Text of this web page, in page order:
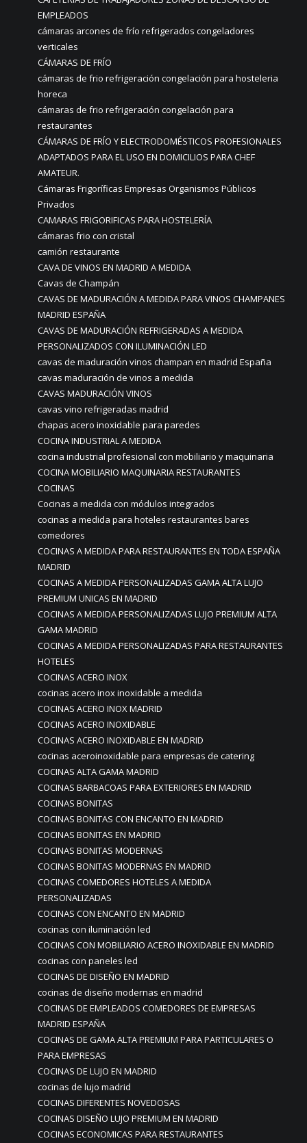
EMPLEADOS
cámaras arcones de frío refrigerados congeladores
verticales
CÁMARAS DE FRÍO
cámaras de frio refrigeración congelación para hosteleria
horeca
cámaras de frio refrigeración congelación para
restaurantes
CÁMARAS DE FRÍO Y ELECTRODOMÉSTICOS PROFESIONALES
ADAPTADOS PARA EL USO EN DOMICILIOS PARA CHEF
AMATEUR.
Cámaras Frigoríficas Empresas Organismos Públicos
Privados
CAMARAS FRIGORIFICAS PARA HOSTELERÍA
cámaras frio con cristal
camión restaurante
CAVA DE VINOS EN MADRID A MEDIDA
Cavas de Champán
CAVAS DE MADURACIÓN A MEDIDA PARA VINOS CHAMPANES
MADRID ESPAÑA
CAVAS DE MADURACIÓN REFRIGERADAS A MEDIDA
PERSONALIZADOS CON ILUMINACIÓN LED
cavas de maduración vinos champan en madrid España
cavas maduración de vinos a medida
CAVAS MADURACIÓN VINOS
cavas vino refrigeradas madrid
chapas acero inoxidable para paredes
COCINA INDUSTRIAL A MEDIDA
cocina industrial profesional con mobiliario y maquinaria
COCINA MOBILIARIO MAQUINARIA RESTAURANTES
COCINAS
Cocinas a medida con módulos integrados
cocinas a medida para hoteles restaurantes bares
comedores
COCINAS A MEDIDA PARA RESTAURANTES EN TODA ESPAÑA
MADRID
COCINAS A MEDIDA PERSONALIZADAS GAMA ALTA LUJO
PREMIUM UNICAS EN MADRID
COCINAS A MEDIDA PERSONALIZADAS LUJO PREMIUM ALTA
GAMA MADRID
COCINAS A MEDIDA PERSONALIZADAS PARA RESTAURANTES
HOTELES
COCINAS ACERO INOX
cocinas acero inox inoxidable a medida
COCINAS ACERO INOX MADRID
COCINAS ACERO INOXIDABLE
COCINAS ACERO INOXIDABLE EN MADRID
cocinas aceroinoxidable para empresas de catering
COCINAS ALTA GAMA MADRID
COCINAS BARBACOAS PARA EXTERIORES EN MADRID
COCINAS BONITAS
COCINAS BONITAS CON ENCANTO EN MADRID
COCINAS BONITAS EN MADRID
COCINAS BONITAS MODERNAS
COCINAS BONITAS MODERNAS EN MADRID
COCINAS COMEDORES HOTELES A MEDIDA
PERSONALIZADAS
COCINAS CON ENCANTO EN MADRID
cocinas con iluminación led
COCINAS CON MOBILIARIO ACERO INOXIDABLE EN MADRID
cocinas con paneles led
COCINAS DE DISEÑO EN MADRID
cocinas de diseño modernas en madrid
COCINAS DE EMPLEADOS COMEDORES DE EMPRESAS
MADRID ESPAÑA
COCINAS DE GAMA ALTA PREMIUM PARA PARTICULARES O
PARA EMPRESAS
COCINAS DE LUJO EN MADRID
cocinas de lujo madrid
COCINAS DIFERENTES NOVEDOSAS
COCINAS DISEÑO LUJO PREMIUM EN MADRID
COCINAS ECONOMICAS PARA RESTAURANTES